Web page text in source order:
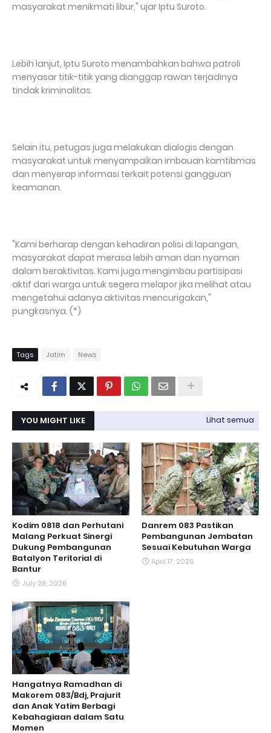
masyarakat menikmati libur," ujar Iptu Suroto.
Lebih lanjut, Iptu Suroto menambahkan bahwa patroli
menyasar titik-titik yang dianggap rawan terjadinya
tindak kriminalitas.
Selain itu, petugas juga melakukan dialogis dengan
masyarakat untuk menyampaikan imbauan kamtibmas
dan menyerap informasi terkait potensi gangguan
keamanan.
"Kami berharap dengan kehadiran polisi di lapangan,
masyarakat dapat merasa lebih aman dan nyaman
dalam beraktivitas. Kami juga mengimbau partisipasi
aktif dari warga untuk segera melapor jika melihat atau
mengetahui adanya aktivitas mencurigakan,"
pungkasnya. (*)
Tags Jatim News
YOU MIGHT LIKE Lihat semua
Kodim 0818 dan Perhutani
Malang Perkuat Sinergi
Dukung Pembangunan
Batalyon Teritorial di
Bantur
July 28, 2026
Danrem 083 Pastikan
Pembangunan Jembatan
Sesuai Kebutuhan Warga
April 17, 2026
Hangatnya Ramadhan di
Makorem 083/Bdj, Prajurit
dan Anak Yatim Berbagi
Kebahagiaan dalam Satu
Momen